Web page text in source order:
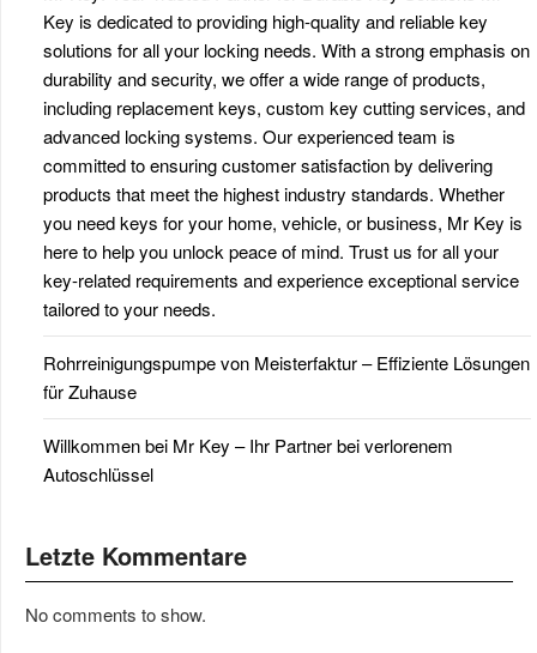
Key is dedicated to providing high-quality and reliable key
solutions for all your locking needs. With a strong emphasis on
durability and security, we offer a wide range of products,
including replacement keys, custom key cutting services, and
advanced locking systems. Our experienced team is
committed to ensuring customer satisfaction by delivering
products that meet the highest industry standards. Whether
you need keys for your home, vehicle, or business, Mr Key is
here to help you unlock peace of mind. Trust us for all your
key-related requirements and experience exceptional service
tailored to your needs.
Rohrreinigungspumpe von Meisterfaktur – Effiziente Lösungen
für Zuhause
Willkommen bei Mr Key – Ihr Partner bei verlorenem
Autoschlüssel
Letzte Kommentare
No comments to show.